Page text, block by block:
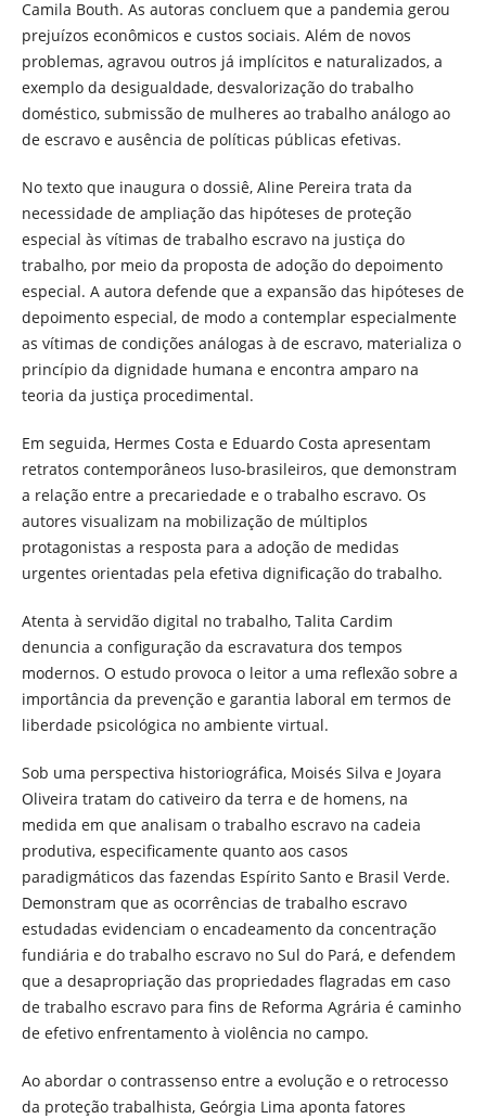
Camila Bouth. As autoras concluem que a pandemia gerou
prejuízos econômicos e custos sociais. Além de novos
problemas, agravou outros já implícitos e naturalizados, a
exemplo da desigualdade, desvalorização do trabalho
doméstico, submissão de mulheres ao trabalho análogo ao
de escravo e ausência de políticas públicas efetivas.
No texto que inaugura o dossiê, Aline Pereira trata da
necessidade de ampliação das hipóteses de proteção
especial às vítimas de trabalho escravo na justiça do
trabalho, por meio da proposta de adoção do depoimento
especial. A autora defende que a expansão das hipóteses de
depoimento especial, de modo a contemplar especialmente
as vítimas de condições análogas à de escravo, materializa o
princípio da dignidade humana e encontra amparo na
teoria da justiça procedimental.
Em seguida, Hermes Costa e Eduardo Costa apresentam
retratos contemporâneos luso-brasileiros, que demonstram
a relação entre a precariedade e o trabalho escravo. Os
autores visualizam na mobilização de múltiplos
protagonistas a resposta para a adoção de medidas
urgentes orientadas pela efetiva dignificação do trabalho.
Atenta à servidão digital no trabalho, Talita Cardim
denuncia a configuração da escravatura dos tempos
modernos. O estudo provoca o leitor a uma reflexão sobre a
importância da prevenção e garantia laboral em termos de
liberdade psicológica no ambiente virtual.
Sob uma perspectiva historiográfica, Moisés Silva e Joyara
Oliveira tratam do cativeiro da terra e de homens, na
medida em que analisam o trabalho escravo na cadeia
produtiva, especificamente quanto aos casos
paradigmáticos das fazendas Espírito Santo e Brasil Verde.
Demonstram que as ocorrências de trabalho escravo
estudadas evidenciam o encadeamento da concentração
fundiária e do trabalho escravo no Sul do Pará, e defendem
que a desapropriação das propriedades flagradas em caso
de trabalho escravo para fins de Reforma Agrária é caminho
de efetivo enfrentamento à violência no campo.
Ao abordar o contrassenso entre a evolução e o retrocesso
da proteção trabalhista, Geórgia Lima aponta fatores